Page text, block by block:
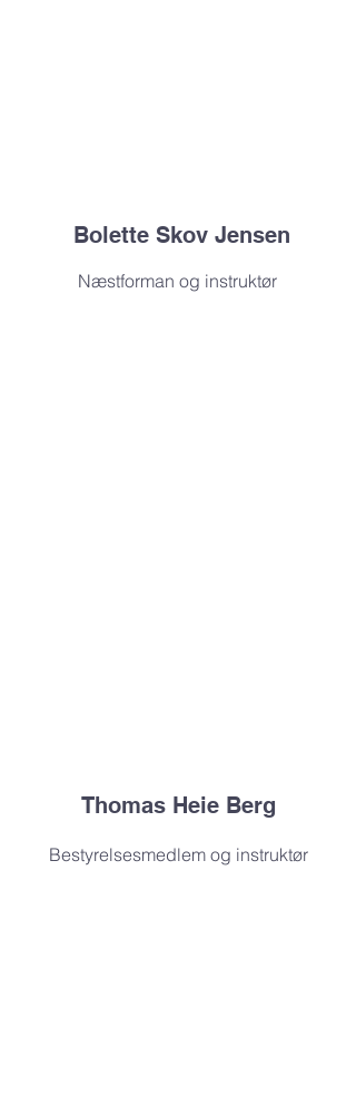
Bolette Skov Jensen
Næstforman og instruktør
Thomas Heie Berg
Bestyrelsesmedlem og instruktør